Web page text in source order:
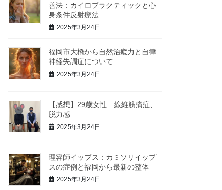
善法：カイロプラクティックと心
身条件反射療法
2025年3月24日
福岡市大橋から自然治癒力と自律
神経失調症について
2025年3月24日
【感想】29歳女性 線維筋痛症、
脱力感
2025年3月24日
理容師イップス：カミソリイップ
スの症例と福岡から最新の整体
2025年3月24日